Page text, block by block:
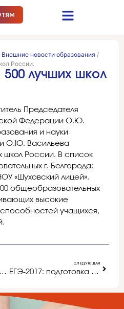
Внешние новости образования /
России.
лучших школ
Председателя
Федерации О.Ю.
и науки
О.Ю. Васильева
школ России. В список
г. Белгорода:
«Шуховский лицей».
общеобразовательных
высокие
учащихся,
Итоги Всероссийской выставки образовательных учреждений
СЛЕДУЮЩАЯ
ЕГЭ-2017: подготовка к экзамену по географии